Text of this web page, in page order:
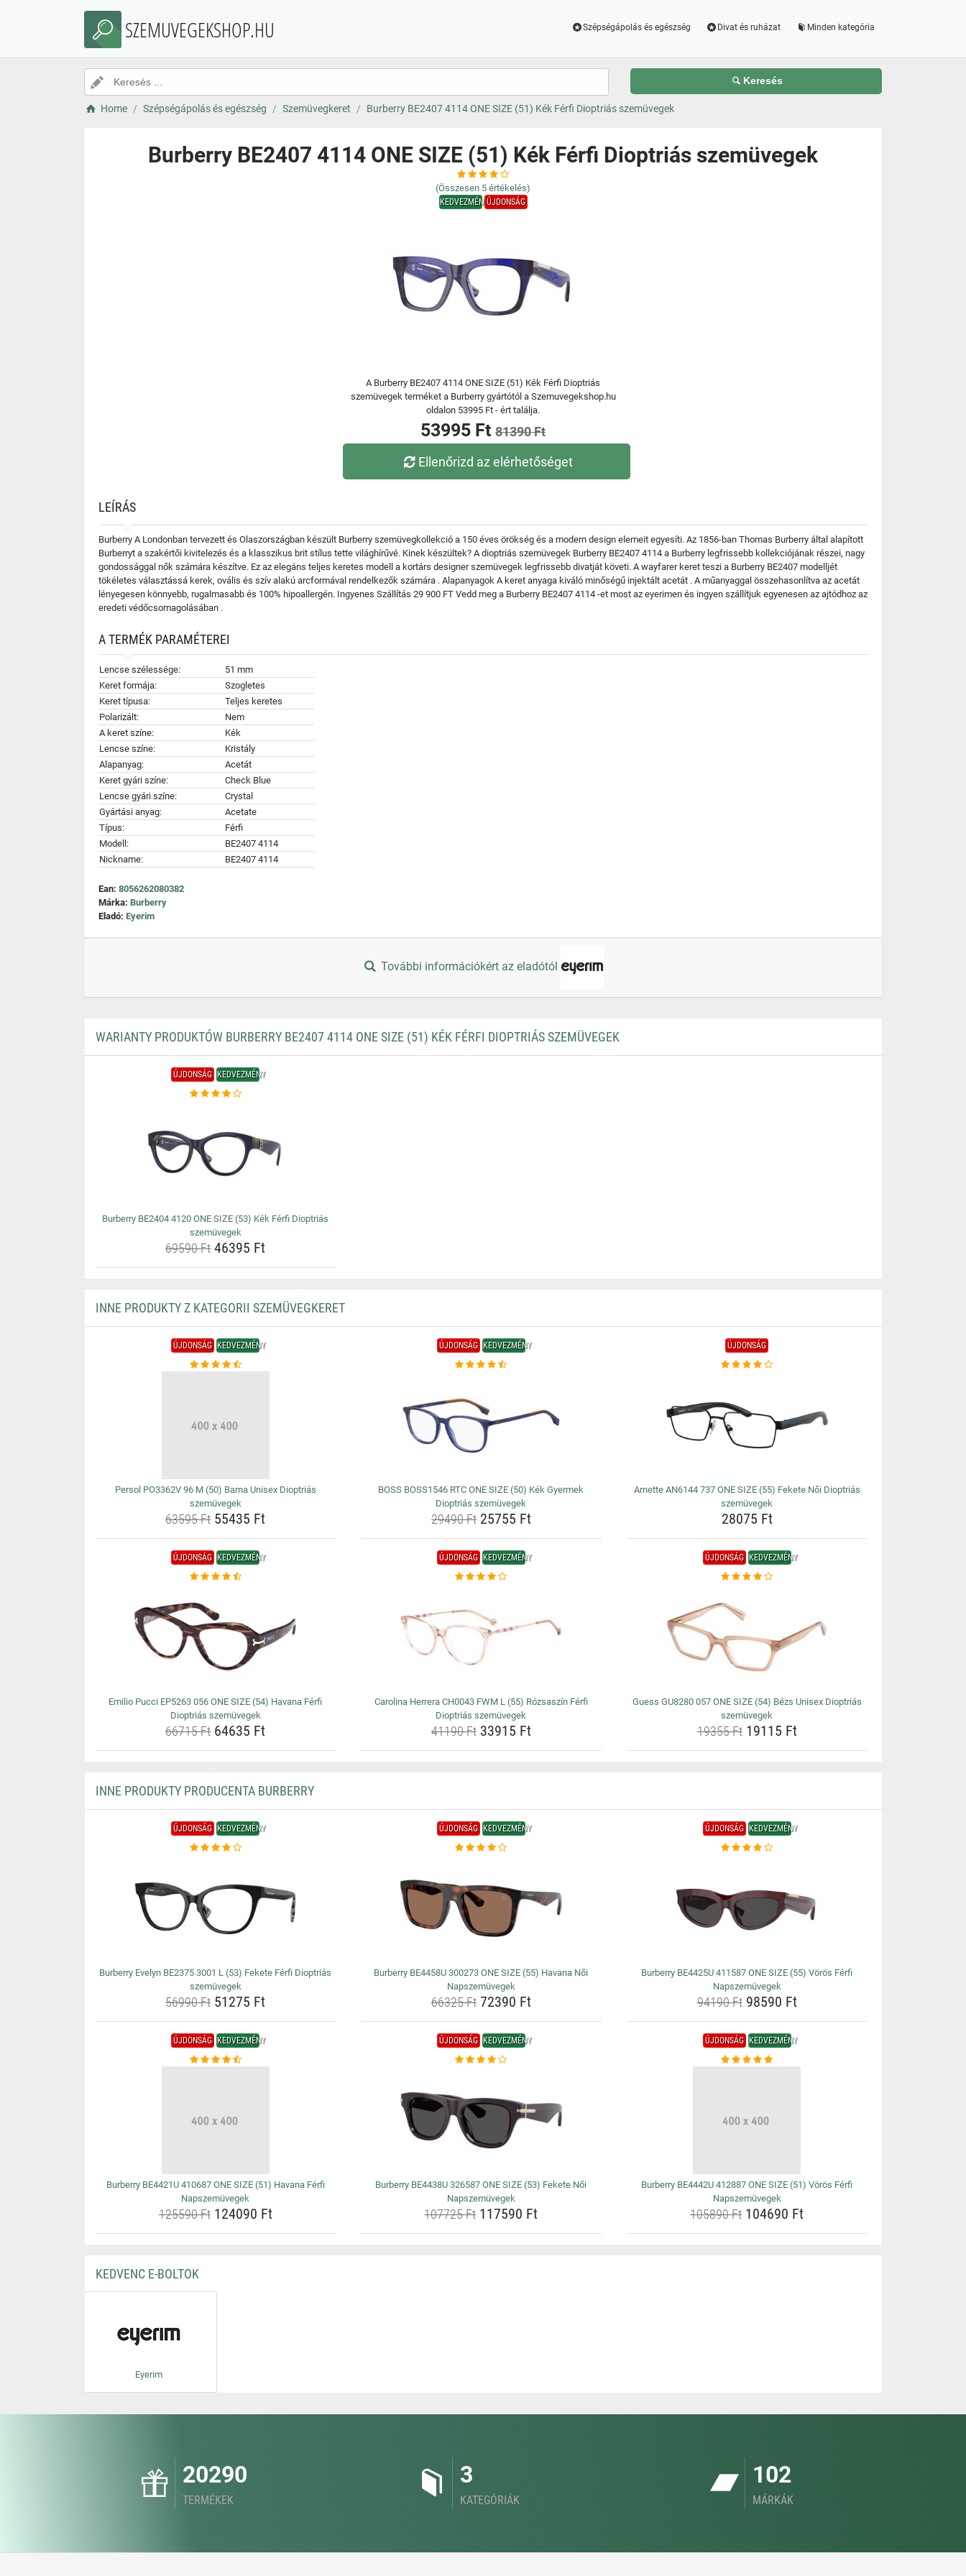
SZEMUVEGEKSHOP.HU Szépségápolás és egészség Divat és ruházat Minden kategória
Keresés
Home Szépségápolás és egészség Szemüvegkeret Burberry BE2407 4114 ONE SIZE (51) Kék Férfi Dioptriás szemüvegek
Burberry BE2407 4114 ONE SIZE (51) Kék Férfi Dioptriás szemüvegek
(Összesen 5 értékelés)
KEDVEZMÉNYÚJDONSÁG
A Burberry BE2407 4114 ONE SIZE (51) Kék Férfi Dioptriás
szemüvegek terméket a Burberry gyártótól a Szemuvegekshop.hu
oldalon 53995 Ft - ért találja.
53995 Ft 81390 Ft
Ellenőrizd az elérhetőséget
LEÍRÁS
Burberry A Londonban tervezett és Olaszországban készült Burberry szemüvegkollekció a 150 éves örökség és a modern design elemeit egyesíti. Az 1856-ban Thomas Burberry által alapított
Burberryt a szakértői kivitelezés és a klasszikus brit stílus tette világhírűvé. Kinek készültek? A dioptriás szemüvegek Burberry BE2407 4114 a Burberry legfrissebb kollekciójának részei, nagy
gondossággal nők számára készítve. Ez az elegáns teljes keretes modell a kortárs designer szemüvegek legfrissebb divatját követi. A wayfarer keret teszi a Burberry BE2407 modelljét
tökéletes választássá kerek, ovális és szív alakú arcformával rendelkezők számára . Alapanyagok A keret anyaga kiváló minőségű injektált acetát . A műanyaggal összehasonlítva az acetát
lényegesen könnyebb, rugalmasabb és 100% hipoallergén. Ingyenes Szállítás 29 900 FT Vedd meg a Burberry BE2407 4114 -et most az eyerimen és ingyen szállítjuk egyenesen az ajtódhoz az
eredeti védőcsomagolásában .
A TERMÉK PARAMÉTEREI
Lencse szélessége:
51 mm
Keret formája:
Szogletes
Keret típusa:
Teljes keretes
Polarizált:
Nem
A keret színe:
Kék
Lencse színe:
Kristály
Alapanyag:
Acetát
Keret gyári színe:
Check Blue
Lencse gyári színe:
Crystal
Gyártási anyag:
Acetate
Típus:
Férfi
Modell:
BE2407 4114
Nickname:
BE2407 4114
Ean: 8056262080382
Márka: Burberry
Eladó: Eyerim
További információkért az eladótól
WARIANTY PRODUKTÓW BURBERRY BE2407 4114 ONE SIZE (51) KÉK FÉRFI DIOPTRIÁS SZEMÜVEGEK
ÚJDONSÁG KEDVEZMÉNY
Burberry BE2404 4120 ONE SIZE (53) Kék Férfi Dioptriás
szemüvegek
69590 Ft46395 Ft
INNE PRODUKTY Z KATEGORII SZEMÜVEGKERET
ÚJDONSÁG KEDVEZMÉNY
Persol PO3362V 96 M (50) Barna Unisex Dioptriás
szemüvegek
63595 Ft55435 Ft
ÚJDONSÁG KEDVEZMÉNY
BOSS BOSS1546 RTC ONE SIZE (50) Kék Gyermek
Dioptriás szemüvegek
29490 Ft25755 Ft
ÚJDONSÁG
Arnette AN6144 737 ONE SIZE (55) Fekete Női Dioptriás
szemüvegek
28075 Ft
ÚJDONSÁG KEDVEZMÉNY
Emilio Pucci EP5263 056 ONE SIZE (54) Havana Férfi
Dioptriás szemüvegek
66715 Ft64635 Ft
ÚJDONSÁG KEDVEZMÉNY
Carolina Herrera CH0043 FWM L (55) Rózsaszín Férfi
Dioptriás szemüvegek
41190 Ft33915 Ft
ÚJDONSÁG KEDVEZMÉNY
Guess GU8280 057 ONE SIZE (54) Bézs Unisex Dioptriás
szemüvegek
19355 Ft19115 Ft
INNE PRODUKTY PRODUCENTA BURBERRY
ÚJDONSÁG KEDVEZMÉNY
Burberry Evelyn BE2375 3001 L (53) Fekete Férfi Dioptriás
szemüvegek
56990 Ft51275 Ft
ÚJDONSÁG KEDVEZMÉNY
Burberry BE4458U 300273 ONE SIZE (55) Havana Női
Napszemüvegek
66325 Ft72390 Ft
ÚJDONSÁG KEDVEZMÉNY
Burberry BE4425U 411587 ONE SIZE (55) Vörös Férfi
Napszemüvegek
94190 Ft98590 Ft
ÚJDONSÁG KEDVEZMÉNY
Burberry BE4421U 410687 ONE SIZE (51) Havana Férfi
Napszemüvegek
125590 Ft124090 Ft
ÚJDONSÁG KEDVEZMÉNY
Burberry BE4438U 326587 ONE SIZE (53) Fekete Női
Napszemüvegek
107725 Ft117590 Ft
ÚJDONSÁG KEDVEZMÉNY
Burberry BE4442U 412887 ONE SIZE (51) Vörös Férfi
Napszemüvegek
105890 Ft 104690 Ft
KEDVENC E-BOLTOK
Eyerim
20290
TERMÉKEK
3
KATEGÓRIÁK
102
MÁRKÁK